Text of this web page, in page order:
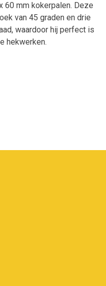
60 mm kokerpalen. Deze
van 45 graden en drie
waardoor hij perfect is
hekwerken.